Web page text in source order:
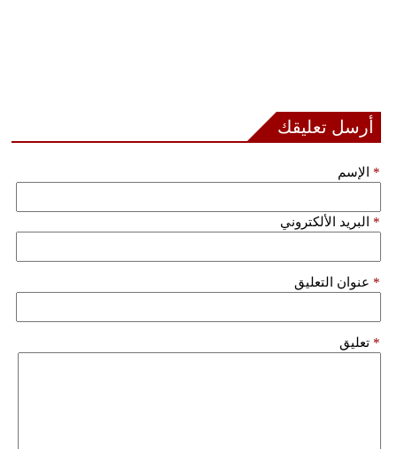
أرسل تعليقك
الإسم *
البريد الألكتروني *
عنوان التعليق *
تعليق *